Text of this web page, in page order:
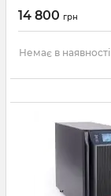
14 800 грн
Немає в наявності